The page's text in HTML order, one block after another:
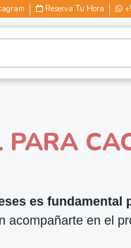
Reserva Tu Hora
PARA
es fundamental
acompañarte en el